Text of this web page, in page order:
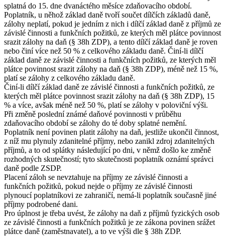
splatná do 15. dne dvanáctého měsíce zdaňovacího období.
Poplatník, u něhož základ daně tvoří součet dílčích základů daně,
zálohy neplatí, pokud je jedním z nich i dílčí základ daně z příjmů ze
závislé činnosti a funkčních požitků, ze kterých měl plátce povinnost
srazit zálohy na daň (§ 38h ZDP), a tento dílčí základ daně je roven
nebo činí více než 50 % z celkového základu daně. Činí-li dílčí
základ daně ze závislé činnosti a funkčních požitků, ze kterých měl
plátce povinnost srazit zálohy na daň (§ 38h ZDP), méně než 15 %,
platí se zálohy z celkového základu daně.
Činí-li dílčí základ daně ze závislé činnosti a funkčních požitků, ze
kterých měl plátce povinnost srazit zálohy na daň (§ 38h ZDP), 15
% a více, avšak méně než 50 %, platí se zálohy v poloviční výši.
Při změně poslední známé daňové povinnosti v průběhu
zdaňovacího období se zálohy do té doby splatné nemění.
Poplatník není povinen platit zálohy na daň, jestliže ukončil činnost,
z níž mu plynuly zdanitelné příjmy, nebo zanikl zdroj zdanitelných
příjmů, a to od splátky následující po dni, v němž došlo ke změně
rozhodných skutečností; tyto skutečnosti poplatník oznámí správci
daně podle ZSDP.
Placení záloh se nevztahuje na příjmy ze závislé činnosti a
funkčních požitků, pokud nejde o příjmy ze závislé činnosti
plynoucí poplatníkovi ze zahraničí, nemá-li poplatník současně jiné
příjmy podrobené dani.
Pro úplnost je třeba uvést, že zálohy na daň z příjmů fyzických osob
ze závislé činnosti a funkčních požitků je ze zákona povinen srážet
plátce daně (zaměstnavatel), a to ve výši dle § 38h ZDP.